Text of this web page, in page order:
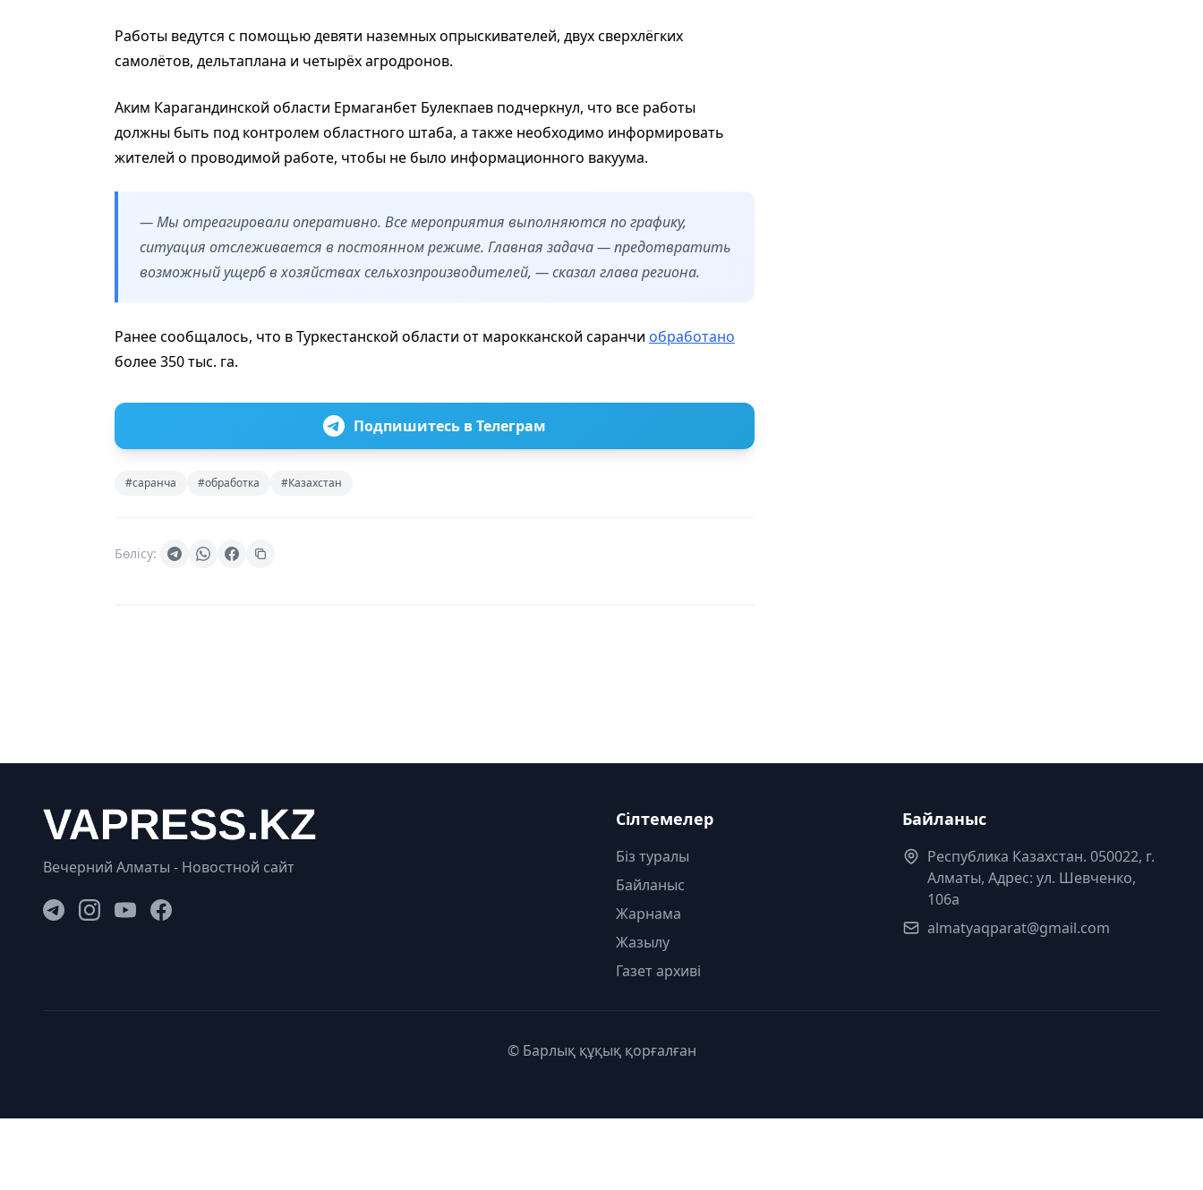
Работы ведутся с помощью девяти наземных опрыскивателей, двух сверхлёгких
самолётов, дельтаплана и четырёх агродронов.
Аким Карагандинской области Ермаганбет Булекпаев подчеркнул, что все работы
должны быть под контролем областного штаба, а также необходимо информировать
жителей о проводимой работе, чтобы не было информационного вакуума.
— Мы отреагировали оперативно. Все мероприятия выполняются по графику,
ситуация отслеживается в постоянном режиме. Главная задача — предотвратить
возможный ущерб в хозяйствах сельхозпроизводителей, — сказал глава региона.
Ранее сообщалось, что в Туркестанской области от марокканской саранчи обработано
более 350 тыс. га.
Подпишитесь в Телеграм
#саранча #обработка #Казахстан
Бөлісу:
Вечерний Алматы - Новостной сайт
Сілтемелер
Біз туралы
Байланыс
Жарнама
Жазылу
Газет архиві
Байланыс
Республика Казахстан. 050022, г.
Алматы, Адрес: ул. Шевченко,
106а
almatyaqparat@gmail.com
© Барлық құқық қорғалған